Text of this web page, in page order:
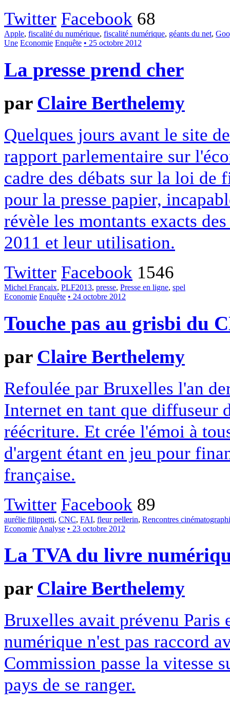
Twitter Facebook 68
Apple, fiscalité du numérique, fiscalité numérique, géants du net,
Une Economie Enquête • 25 octobre 2012
La presse prend cher
par Claire Berthelemy
Quelques jours avant le site
rapport parlementaire sur
cadre des débats sur la loi de
pour la presse papier,
révèle les montants exacts
2011 et leur utilisation.
Twitter Facebook 1546
Michel Françaix, PLF2013, presse, Presse en ligne, spel
Economie Enquête • 24 octobre 2012
Touche pas au grisbi du
par Claire Berthelemy
Refoulée par Bruxelles l'an
Internet en tant que diffuseur
réécriture. Et crée l'émoi à
d'argent étant en jeu pour
française.
Twitter Facebook 89
aurélie filippetti, CNC, FAI, fleur pellerin, Rencontres
Economie Analyse • 23 octobre 2012
La TVA du livre
par Claire Berthelemy
Bruxelles avait prévenu
numérique n'est pas raccord
Commission passe la vitesse
pays de se ranger.